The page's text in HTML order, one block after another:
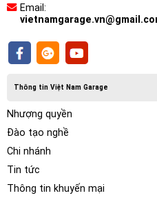
Ngàm khóa
Dây cáp kết nối
Email:
Thông tin Việt Nam Garage
Nhượng quyền
Đào tạo nghề
Chi nhánh
Tin tức
Thông tin khuyến mại